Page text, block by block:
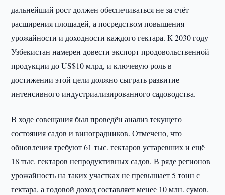
дальнейший рост должен обеспечиваться не за счёт
расширения площадей, а посредством повышения
урожайности и доходности каждого гектара. К 2030 году
Узбекистан намерен довести экспорт продовольственной
продукции до US$10 млрд, и ключевую роль в
достижении этой цели должно сыграть развитие
интенсивного индустриализированного садоводства.
В ходе совещания был проведён анализ текущего
состояния садов и виноградников. Отмечено, что
обновления требуют 61 тыс. гектаров устаревших и ещё
18 тыс. гектаров непродуктивных садов. В ряде регионов
урожайность на таких участках не превышает 5 тонн с
гектара, а годовой доход составляет менее 10 млн. сумов.